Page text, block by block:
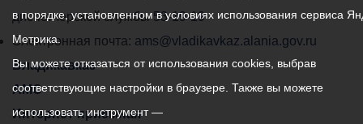
самоуправления
города
Владикавказ:
диспетчерской службы53-19-19
Электронная почта: ams@vladikavkaz.alania.gov.ru
Владикавказ
АМС
Интернет приемная
в порядке, установленном в условиях использования сервиса
Метрика.
Вы можете отказаться от использования cookies, выбрав
соответствующие настройки в браузере. Также вы можете
использовать инструмент —